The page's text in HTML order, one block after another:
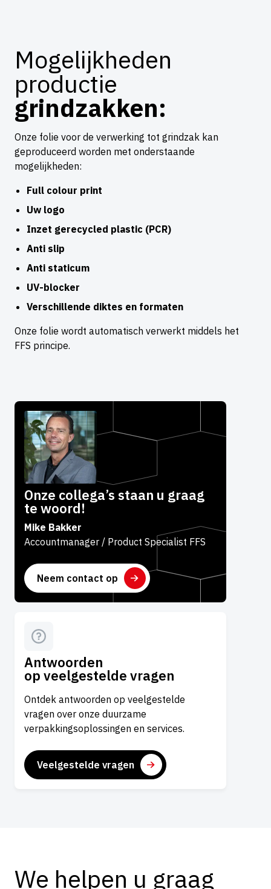
Mogelijkheden
productie
grindzakken:
Onze folie voor de verwerking tot grindzak kan
geproduceerd worden met onderstaande
mogelijkheden:
Full colour print
Uw logo
Inzet gerecycled plastic (PCR)
Anti slip
Anti staticum
UV-blocker
Verschillende diktes en formaten
Onze folie wordt automatisch verwerkt middels het
FFS principe.
Onze collega’s staan u graag
te woord!
Mike Bakker
Accountmanager / Product Specialist FFS
Neem contact op
Antwoorden
op veelgestelde vragen
Ontdek antwoorden op veelgestelde
vragen over onze duurzame
verpakkingsoplossingen en services.
Veelgestelde vragen
We helpen u graag